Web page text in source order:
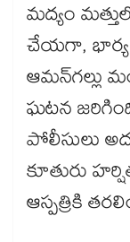
మద్యం
చేయగా, భార్య
ఆమన్‌గల్లు
ఘటన
పోలీసులు
కూతురు
ఆస్పత్రికి